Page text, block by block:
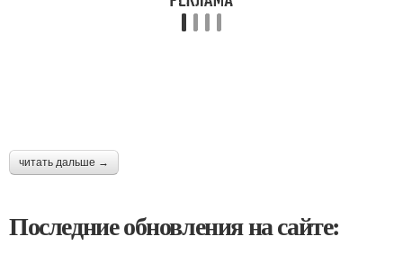
читать дальше →
Последние обновления на сайте: